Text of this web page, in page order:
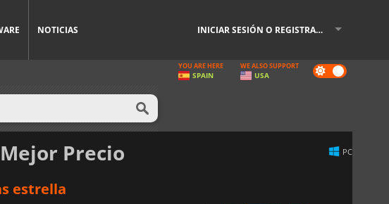
NOTICIAS INICIAR SESIÓN O REGISTRARSE
Dark
mode
YOU ARE HERE
SPAIN
WE ALSO SUPPORT
USA
Precio PC
estrella